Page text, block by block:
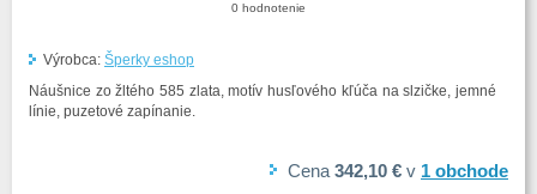
0 hodnotenie
Výrobca: Šperky eshop
Náušnice zo žltého 585 zlata, motív husľového kľúča na slzičke, jemné
línie, puzetové zapínanie.
Cena 342,10 € v 1 obchode